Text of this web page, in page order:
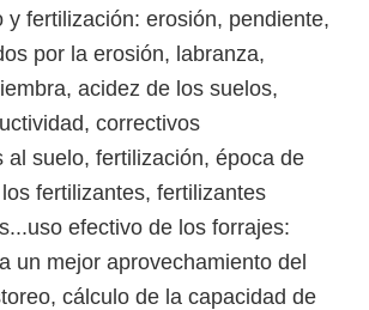
y fertilización: erosión, pendiente,
por la erosión, labranza,
acidez de los suelos,
correctivos
al suelo, fertilización, época de
fertilizantes, fertilizantes
efectivo de los forrajes:
un mejor aprovechamiento del
cálculo de la capacidad de